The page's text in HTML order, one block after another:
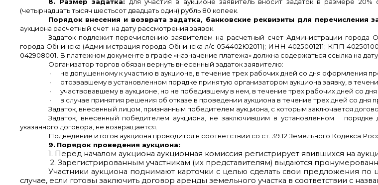
(четырнадцать тысяч шестьсот двадцать один) рубль 80 копеек.
Порядок внесения и возврата задатка, банковские реквизиты для перечисления
аукциона расчетный счет на дату рассмотрения заявок.
Задаток подлежит перечислению заявителем на расчетный счет Администрации
города Обнинска (Администрация города Обнинска л/с 054402Ю2011); ИНН 4025001211; КПП
042908001. В платежном документе в графе «назначение платежа» должна содержаться ссылка на
Организатор торгов обязан вернуть внесенный задаток заявителю:
·
не допущенному к участию в аукционе, в течение трех рабочих дней со дня оформления
·
отозвавшему в установленном порядке принятую организатором аукциона заявку, в
·
участвовавшему в аукционе, но не победившему в нем, в течение трех рабочих дней со
·
в случае принятия решения об отказе в проведении аукциона в течение трех дней со дня
Задаток, внесенный лицом, признанным победителем аукциона, с которым заключается
Задаток, внесенный победителем аукциона, не заключившим в установленном порядке
указанного договора, не возвращается.
Подведение итогов аукциона проводится в соответствии со ст. 39.12 Земельного Кодекса
9. Порядок проведения аукциона:
1. Перед началом аукциона аукционная комиссия регистрирует явившихся на
2. Зарегистрированным участникам (их представителям) выдаются
Участники аукциона поднимают карточки с целью сделать свои предложения
случае, если готовы заключить договор аренды земельного участка в соответствии с